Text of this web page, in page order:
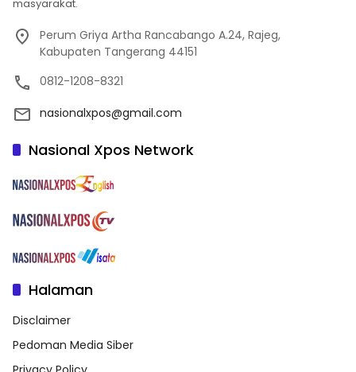
masyarakat.
Perum Griya Artha Rancabango A.24, Rajeg,
Kabupaten Tangerang 44151
0812-1208-8321
nasionalxpos@gmail.com
Nasional Xpos Network
Halaman
Disclaimer
Pedoman Media Siber